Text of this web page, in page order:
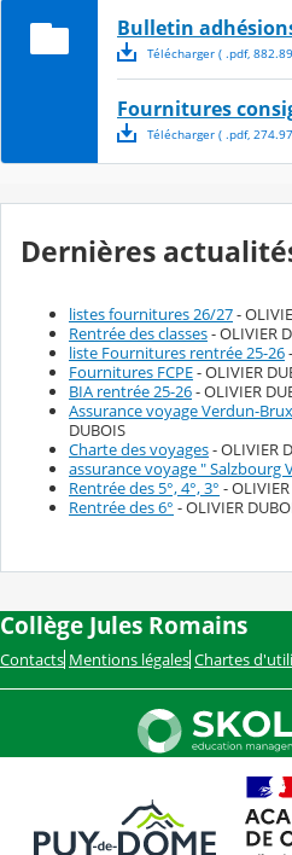
Bulletin
Télécharger( .pdf, 882.89
Fournitures
Télécharger( .pdf, 274.97
Dernières
listes fournitures 26/27-
Rentrée des classes- OLIVIER
liste Fournitures rentrée 25-26
Fournitures FCPE- OLIVIER
BIA rentrée 25-26- OLIVIER
Assurance voyage Verdun-
DUBOIS
Charte des voyages- OLIVIER
assurance voyage " Salzbourg
Rentrée des 5°, 4°, 3° -
Rentrée des 6° - OLIVIER
Collège Jules Romains
Contacts Mentions légales Chartes